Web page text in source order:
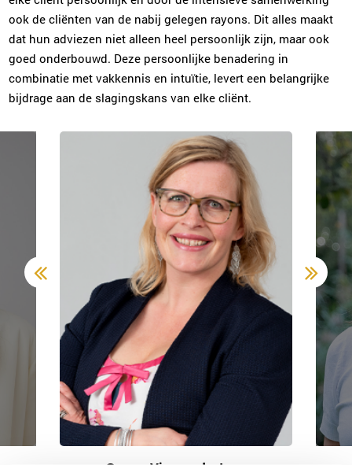
ook de cliënten van de nabij gelegen rayons. Dit alles maakt
dat hun adviezen niet alleen heel persoonlijk zijn, maar ook
goed onderbouwd. Deze persoonlijke benadering in
combinatie met vakkennis en intuïtie, levert een belangrijke
bijdrage aan de slagingskans van elke cliënt.
Judy Gunnink
Amstelveen/Amsterdam
020-2610753|email
Plan kennismaking
Judith Bakker
Bussum
035-2031634| email
Plan kennismaking
Heidi Sutorius
Haarlem
023-2302067
|email
Plan kennismaking
Monique Pasman
Leiden
071-2032062